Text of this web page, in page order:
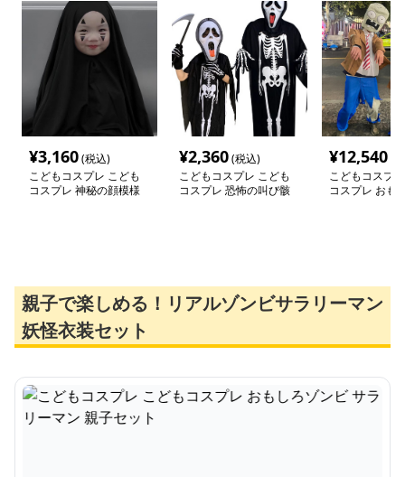
¥3,160(税込)
こどもコスプレ こども
コスプレ 神秘の顔模様
¥2,360(税込)
こどもコスプレ こども
コスプレ 恐怖の叫び骸
¥12,540
こどもコスプ
コスプレ おも
親子で楽しめる！リアルゾンビサラリーマン
妖怪衣装セット